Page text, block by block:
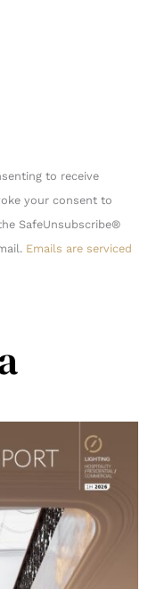
to receive
your consent to
SafeUnsubscribe®
Emails are serviced